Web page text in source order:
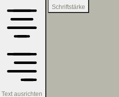
Text ausrichten
Schriftstärke